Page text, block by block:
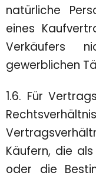
natürliche
eines
Verkäufers
gewerblichen
1.6. Für
Käufern, die
oder die